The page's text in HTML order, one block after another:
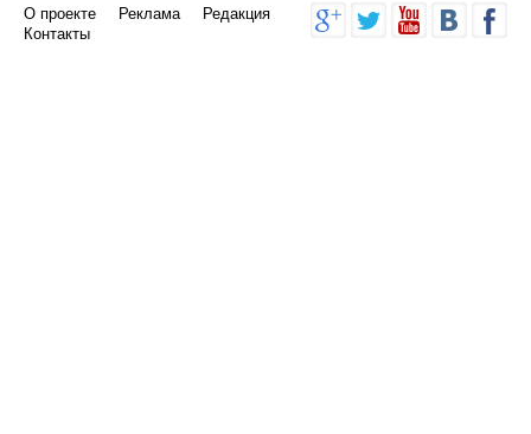
О проекте Реклама
Редакция
Контакты